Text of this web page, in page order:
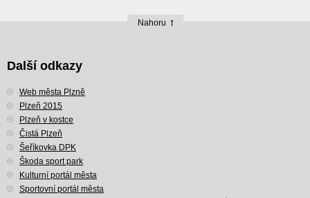
Nahoru
Další odkazy
Web města Plzně
Plzeň 2015
Plzeň v kostce
Čistá Plzeň
Šeříkovka DPK
Škoda sport park
Kulturní portál města
Sportovní portál města